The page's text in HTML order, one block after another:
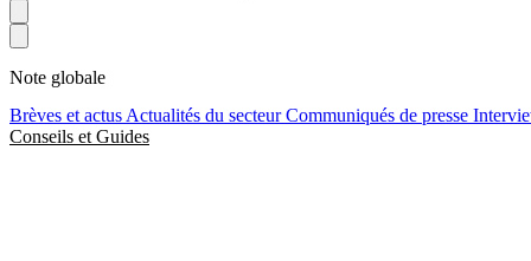
Brèves et actus Actualités du secteurCommuniqués de presse
Conseils et Guides
Note globale